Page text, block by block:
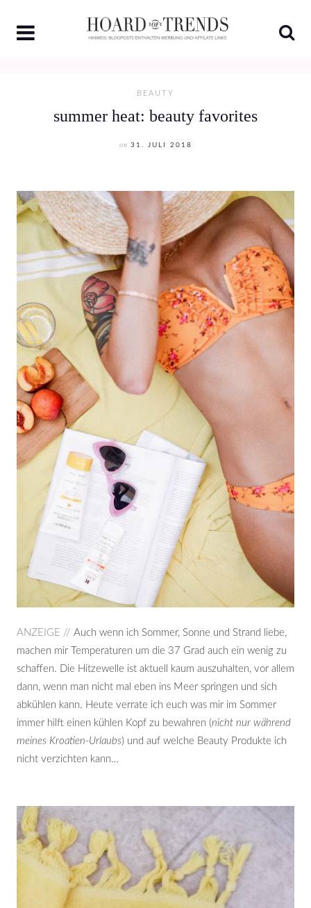
BEAUTY
summer heat: beauty favorites
on 31. JULI 2018
ANZEIGE // Auch wenn ich Sommer, Sonne und Strand liebe,
machen mir Temperaturen um die 37 Grad auch ein wenig zu
schaffen. Die Hitzewelle ist aktuell kaum auszuhalten, vor allem
dann, wenn man nicht mal eben ins Meer springen und sich
abkühlen kann. Heute verrate ich euch was mir im Sommer
immer hilft einen kühlen Kopf zu bewahren (nicht nur während
meines Kroatien-Urlaubs) und auf welche Beauty Produkte ich
nicht verzichten kann…